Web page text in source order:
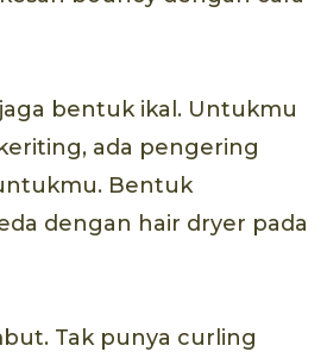
bentuk ikal. Untukmu
ada pengering
Bentuk
dengan hair dryer pada
Tak punya curling